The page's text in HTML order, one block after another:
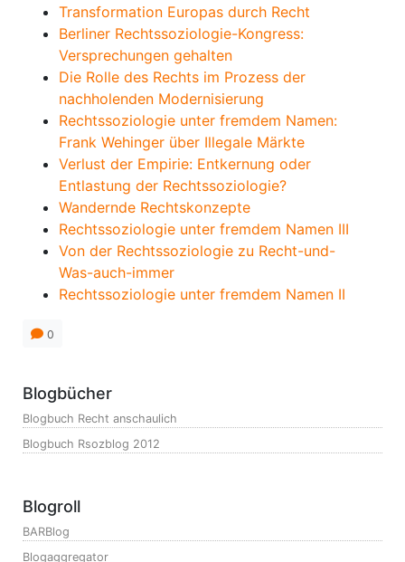
Transformation Europas durch Recht
Berliner Rechtssoziologie-Kongress:
Versprechungen gehalten
Die Rolle des Rechts im Prozess der
nachholenden Modernisierung
Rechtssoziologie unter fremdem Namen:
Frank Wehinger über Illegale Märkte
Verlust der Empirie: Entkernung oder
Entlastung der Rechtssoziologie?
Wandernde Rechtskonzepte
Rechtssoziologie unter fremdem Namen III
Von der Rechtssoziologie zu Recht-und-
Was-auch-immer
Rechtssoziologie unter fremdem Namen II
0
Blogbücher
Blogbuch Recht anschaulich
Blogbuch Rsozblog 2012
Blogroll
BARBlog
Blogaggregator